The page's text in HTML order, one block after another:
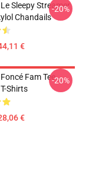
Sleepy Streamer
Chandails
€
-20%
Fam Tee
Shirts
€
-20%